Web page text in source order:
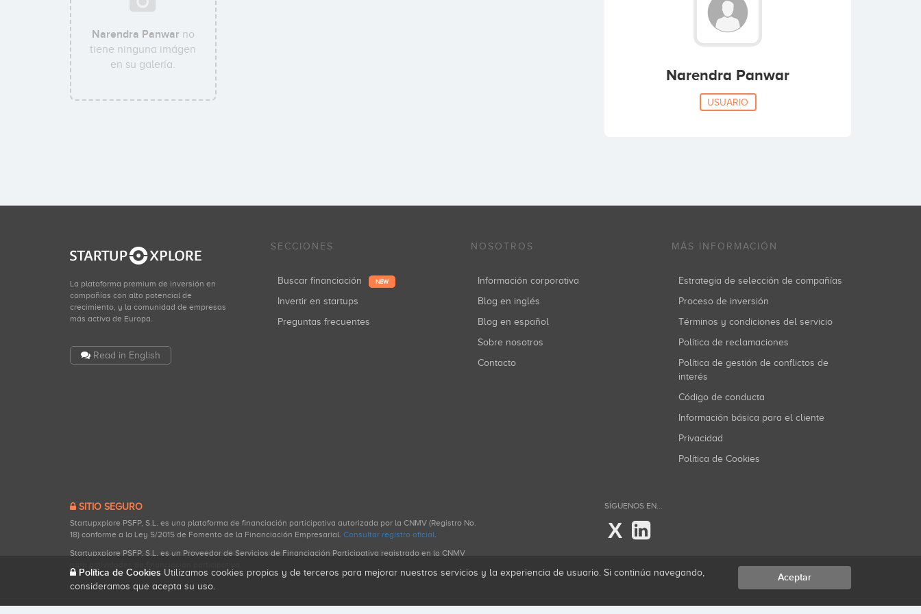
Narendra Panwar no
tiene ninguna imágen
en su galería.
Narendra Panwar
USUARIO
La plataforma premium de inversión en
compañías con alto potencial de
crecimiento, y la comunidad de empresas
más activa de Europa.
Read in English
SECCIONES
Buscar financiación NEW
Invertir en startups
Preguntas frecuentes
NOSOTROS
Información corporativa
Blog en inglés
Blog en español
Sobre nosotros
Contacto
MÁS INFORMACIÓN
Estrategia de selección de compañías
Proceso de inversión
Términos y condiciones del servicio
Política de reclamaciones
Política de gestión de conflictos de
interés
Código de conducta
Información básica para el cliente
Privacidad
Política de Cookies
SITIO SEGURO
Startupxplore PSFP, S.L. es una plataforma de financiación participativa autorizada por la CNMV (Registro No.
18) conforme a la Ley 5/2015 de Fomento de la Financiación Empresarial. Consultar registro oficial.
Startupxplore PSFP, S.L. es un Proveedor de Servicios de Financiación Participativa registrado en la CNMV
SÍGUENOS EN...
X
Política de Cookies Utilizamos cookies propias y de terceros para mejorar nuestros servicios y la experiencia de usuario. Si continúa navegando,
consideramos que acepta su uso.
Aceptar